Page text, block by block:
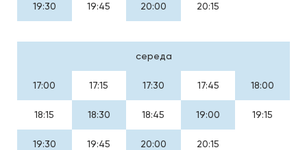
19:30 19:45 20:00 20:15
середа
17:00 17:15 17:30 17:45 18:00
18:15 18:30 18:45 19:00 19:15
19:30 19:45 20:00 20:15